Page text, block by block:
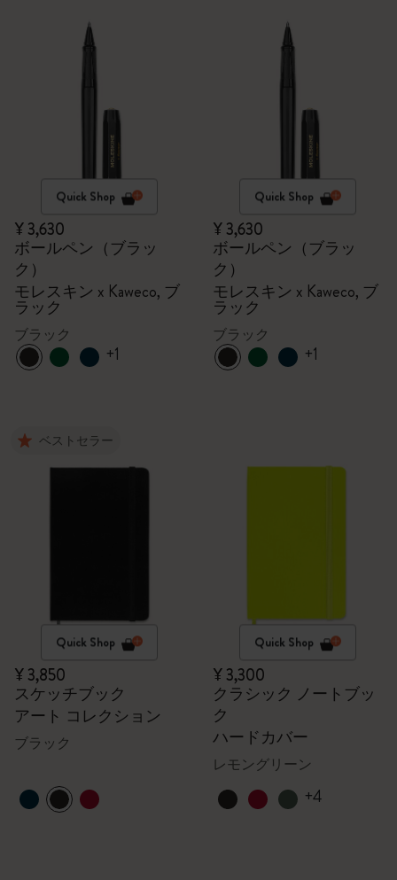
Quick Shop
¥ 3,630
ボールペン（ブラッ
ク）
モレスキン x Kaweco, ブ
ラック
ブラック
+1
Quick Shop
¥ 3,630
ボールペン（ブラッ
ク）
モレスキン x Kaweco, ブ
ラック
ブラック
+1
ベストセラー
Quick Shop
¥ 3,850
スケッチブック
アート コレクション
ブラック
Quick Shop
¥ 3,300
クラシック ノートブッ
ク
ハードカバー
レモングリーン
+4